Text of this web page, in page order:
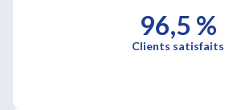
96,5 %
Clients satisfaits